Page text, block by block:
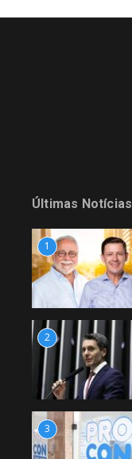
Últimas Notícias
1
2
3